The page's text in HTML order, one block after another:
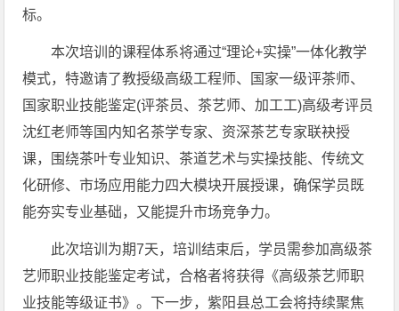
标。
本次培训的课程体系将通过“理论+实操”一体化教学
模式，特邀请了教授级高级工程师、国家一级评茶师、
国家职业技能鉴定(评茶员、茶艺师、加工工)高级考评员
沈红老师等国内知名茶学专家、资深茶艺专家联袂授
课，围绕茶叶专业知识、茶道艺术与实操技能、传统文
化研修、市场应用能力四大模块开展授课，确保学员既
能夯实专业基础，又能提升市场竞争力。
此次培训为期7天，培训结束后，学员需参加高级茶
艺师职业技能鉴定考试，合格者将获得《高级茶艺师职
业技能等级证书》。下一步，紫阳县总工会将持续聚焦